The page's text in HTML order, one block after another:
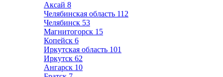
Аксай 8
Челябинская область 112
Челябинск 53
Магнитогорск 15
Копейск 6
Иркутская область 101
Иркутск 62
Ангарск 10